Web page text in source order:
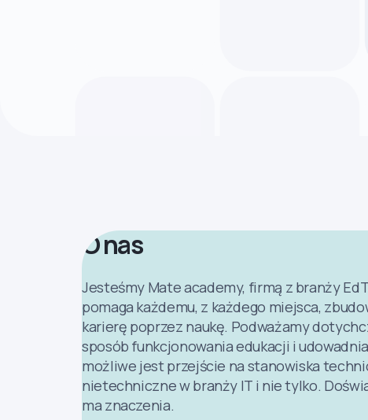
O nas
Jesteśmy Mate academy, firmą z branży
pomaga każdemu, z każdego miejsca,
karierę poprzez naukę. Podważamy
sposób funkcjonowania edukacji i
możliwe jest przejście na stanowiska
nietechniczne w branży IT i nie tylko.
ma znaczenia.